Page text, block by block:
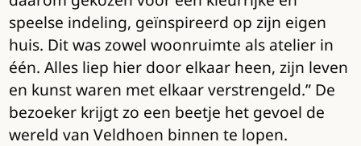
speelse indeling, geïnspireerd op zijn eigen
huis. Dit was zowel woonruimte als atelier in
één. Alles liep hier door elkaar heen, zijn leven
en kunst waren met elkaar verstrengeld.” De
bezoeker krijgt zo een beetje het gevoel de
wereld van Veldhoen binnen te lopen.